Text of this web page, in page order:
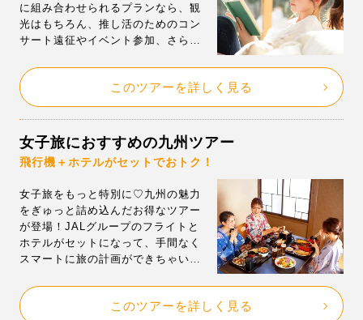
に組み合わせられるプランなら、観
光はもちろん、推し活のためのコン
サート遠征やイベント参加、さらに
ちゃいます。しかも、ひとり旅だと
意外と高くつきがちな「シングルル
ーム」も、ジェイトリップならお得
に予約OK！九州各地の魅力をぎゅっ
と詰め込んだ、自分だけの旅プラン
を作って、思い立ったその日にふら
りと出かけてみませんか？
このツアーを詳しく見る
女子旅におすすめの九州ツアー
飛行機＋ホテルがセットでおトク！
女子旅をもっと特別に♡九州の魅力
をぎゅっと詰め込んだお得なツアー
が登場！JALグループのフライトと
ホテルがセットになって、手間なく
スマートに旅の計画ができちゃいま
たプランや、各県の人気スポットを
めぐるコースなど、選べる内容がと
このツアーを詳しく見る